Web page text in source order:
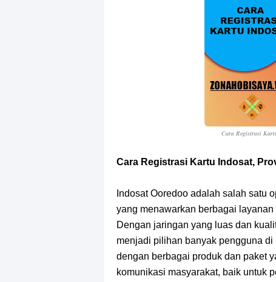
7 Fakta Elbaph One Piece, Menjadi
7 Fakta Ivankov One Piece, Orang
7 Klub Pertama Yang Menjuarai
Arti Bendera Palau, Negara
Cara Membuat Linktree Instagram,
Resep Roti Panggang, Sangat
Arti Bendera Seychelles, Negara
Cara Bayar Akulaku Lewat Gopay,
Cara Registrasi
Cara Registrasi Kartu Indosat,
Indosat Ooredoo adalah salah satu
yang menawarkan berbagai
Dengan jaringan yang luas dan
menjadi pilihan banyak pengguna
dengan berbagai produk dan paket
komunikasi masyarakat, baik untuk